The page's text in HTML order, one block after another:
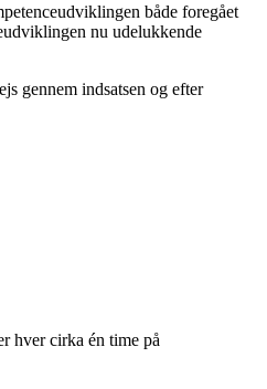
både foregået
nu udelukkende
gennem indsatsen og efter
hver cirka én time på